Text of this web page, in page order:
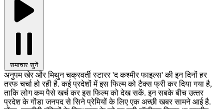
समाचार सुनें
अनुपम खेर और मिथुन चक्रवर्ती स्‍टारर 'द कश्‍मीर फाइल्‍स' की इन दिनों हर
तरफ चर्चा हो रही है. कई प्रदेशों में इस फिल्‍म को टैक्‍स फ्री कर दिया गया है,
ताकि लोग कम पैसे खर्च कर इस फिल्‍म को देख सकें. इन सबके बीच उत्‍तर
प्रदेश के गोंडा जनपद से सिने प्रेमियों के लिए एक अच्‍छी खबर सामने आई है.